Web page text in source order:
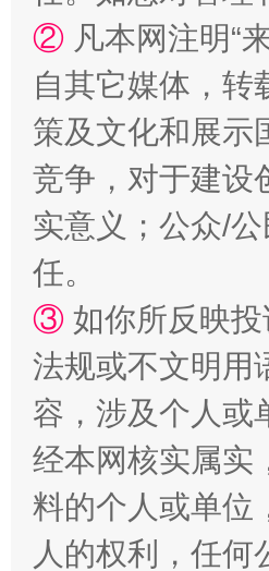
扯下公款旅游的“隐身衣”
“蜀中异人”王建安的艺术幻
② 凡本网注明“
自其它媒体，转
策及文化和展示
竞争，对于建设
实意义；公众/
任。
③ 如你所反映
法规或不文明用
容，涉及个人或
经本网核实属实
料的个人或单位
人的权利，任